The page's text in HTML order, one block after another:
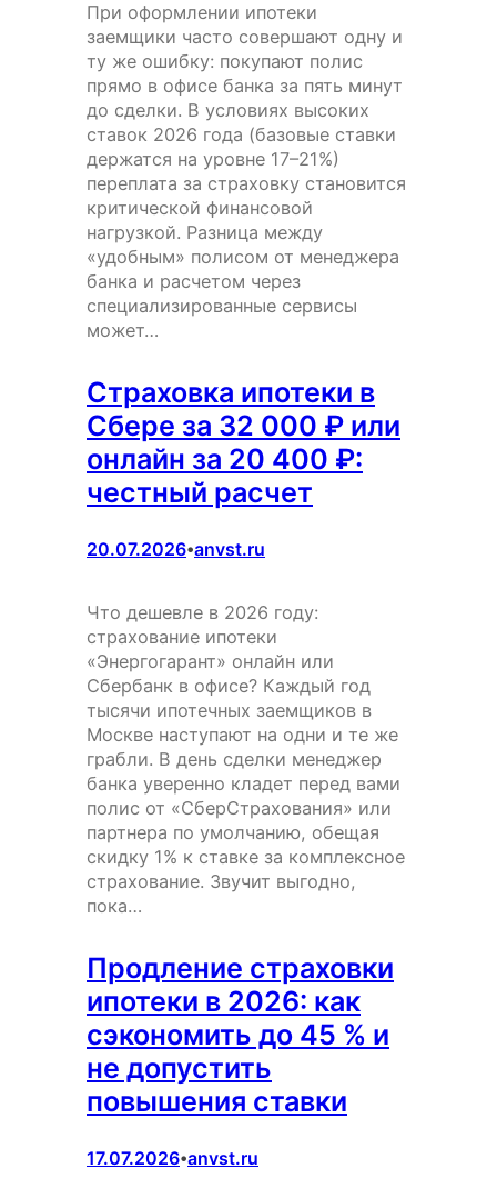
При оформлении ипотеки
заемщики часто совершают одну и
ту же ошибку: покупают полис
прямо в офисе банка за пять минут
до сделки. В условиях высоких
ставок 2026 года (базовые ставки
держатся на уровне 17–21%)
переплата за страховку становится
критической финансовой
нагрузкой. Разница между
«удобным» полисом от менеджера
банка и расчетом через
специализированные сервисы
может…
Страховка ипотеки в
Сбере за 32 000 ₽ или
онлайн за 20 400 ₽:
честный расчет
20.07.2026•anvst.ru
Что дешевле в 2026 году:
страхование ипотеки
«Энергогарант» онлайн или
Сбербанк в офисе? Каждый год
тысячи ипотечных заемщиков в
Москве наступают на одни и те же
грабли. В день сделки менеджер
банка уверенно кладет перед вами
полис от «СберСтрахования» или
партнера по умолчанию, обещая
скидку 1% к ставке за комплексное
страхование. Звучит выгодно,
пока…
Продление страховки
ипотеки в 2026: как
сэкономить до 45 % и
не допустить
повышения ставки
17.07.2026•anvst.ru